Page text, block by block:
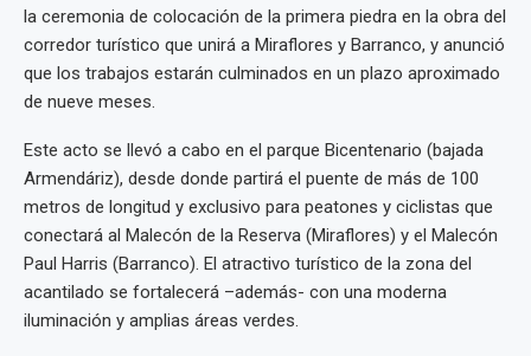
la ceremonia de colocación de la primera piedra en la obra del
corredor turístico que unirá a Miraflores y Barranco, y anunció
que los trabajos estarán culminados en un plazo aproximado
de nueve meses.
Este acto se llevó a cabo en el parque Bicentenario (bajada
Armendáriz), desde donde partirá el puente de más de 100
metros de longitud y exclusivo para peatones y ciclistas que
conectará al Malecón de la Reserva (Miraflores) y el Malecón
Paul Harris (Barranco). El atractivo turístico de la zona del
acantilado se fortalecerá –además- con una moderna
iluminación y amplias áreas verdes.